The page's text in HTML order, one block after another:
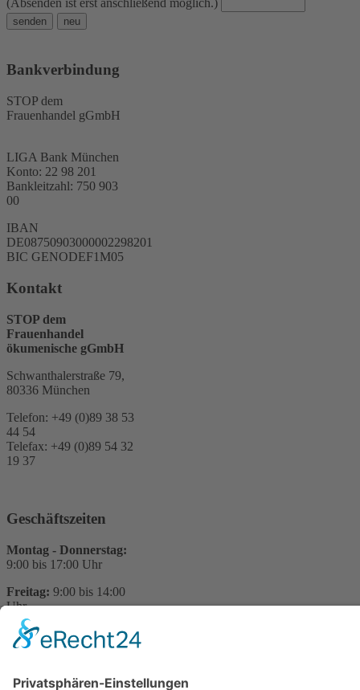
senden neu
Bankverbindung
STOP dem
Frauenhandel gGmbH
LIGA Bank München
Konto: 22 98 201
Bankleitzahl: 750 903
00
IBAN
DE08750903000002298201
BIC GENODEF1M05
Kontakt
STOP dem
Frauenhandel
ökumenische gGmbH
Schwanthalerstraße 79,
80336 München
Telefon: +49 (0)89 38 53
44 54
Telefax: +49 (0)89 54 32
19 37
Geschäftszeiten
Montag - Donnerstag:
9:00 bis 17:00 Uhr
Freitag: 9:00 bis 14:00
Uhr
Sie haben Fragen?
unserer Arbeit stehem